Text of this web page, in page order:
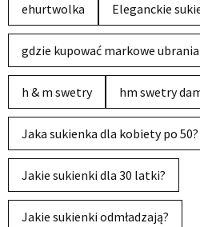
ehurtwolka Eleganckie
gdzie kupować markowe
h & m swetry hm swetry
Jaka sukienka dla kobiety po 50?
Jakie sukienki dla 30 latki?
Jakie sukienki odmładzają?